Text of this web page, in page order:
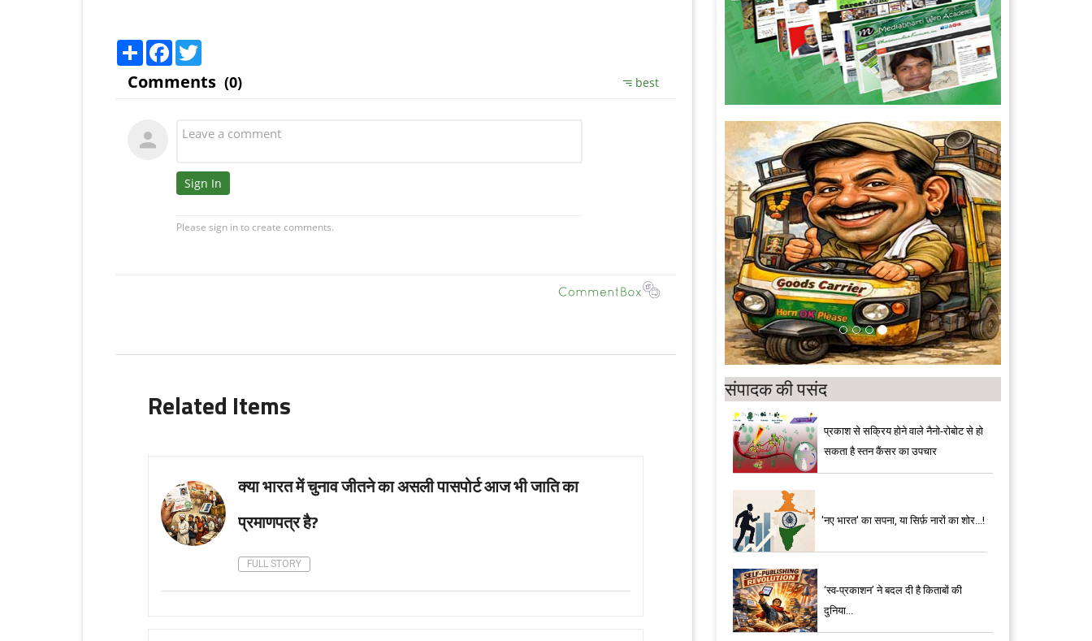
Share Facebook
Related Items
क्या भारत में चुनाव जीतने का असली पासपोर्ट आज भी जाति का
प्रमाणपत्र है?
FULL STORY
संपादक की पसंद
प्रकाश से सक्रिय होने वाले नैनो-रोबोट से हो
सकता है स्तन कैंसर का उपचार
'नए भारत' का सपना, या सिर्फ़ नारों का शोर...!
‘स्व-प्रकाशन’ ने बदल दी है किताबों की
दुनिया...